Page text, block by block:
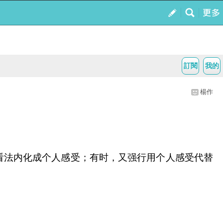
我的
訂閱
楊作
内化成个人感受；有时，又强行用个人感受代替